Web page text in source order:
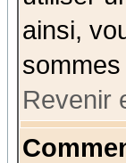
ainsi,
Revenir